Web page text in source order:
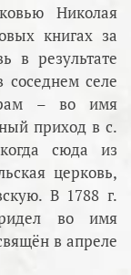
Николая
книгах за
в результате
соседнем селе
– во имя
приход в с.
сюда из
церковь,
В 1788 г.
во имя
в апреле